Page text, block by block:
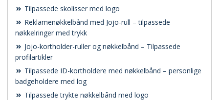
Tilpassede skolisser med logo
Reklamenøkkelbånd med Jojo-rull – tilpassede
nøkkelringer med trykk
Jojo-kortholder-ruller og nøkkelbånd – Tilpassede
profilartikler
Tilpassede ID-kortholdere med nøkkelbånd – personlige
badgeholdere med log
Tilpassede trykte nøkkelbånd med logo